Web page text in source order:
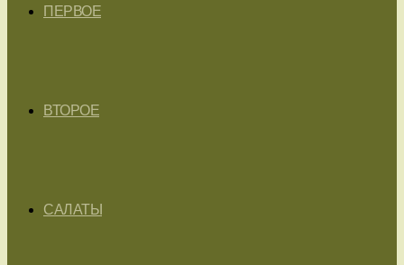
ПЕРВОЕ
ВТОРОЕ
САЛАТЫ